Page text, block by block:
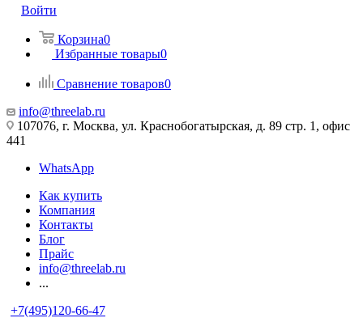
Войти
Корзина0
Избранные товары0
Сравнение товаров0
info@threelab.ru
107076, г. Москва, ул. Краснобогатырская, д. 89 стр. 1, офис
441
WhatsApp
Как купить
Компания
Контакты
Блог
Прайс
info@threelab.ru
...
+7(495)120-66-47